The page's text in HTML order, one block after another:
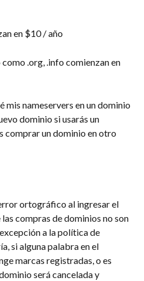
en $10 / año
.org, .info comienzan en
mis nameservers en un dominio
dominio si usarás un
comprar un dominio en otro
ortográfico al ingresar el
compras de dominios no son
a la política de
si alguna palabra en el
marcas registradas, o es
será cancelada y